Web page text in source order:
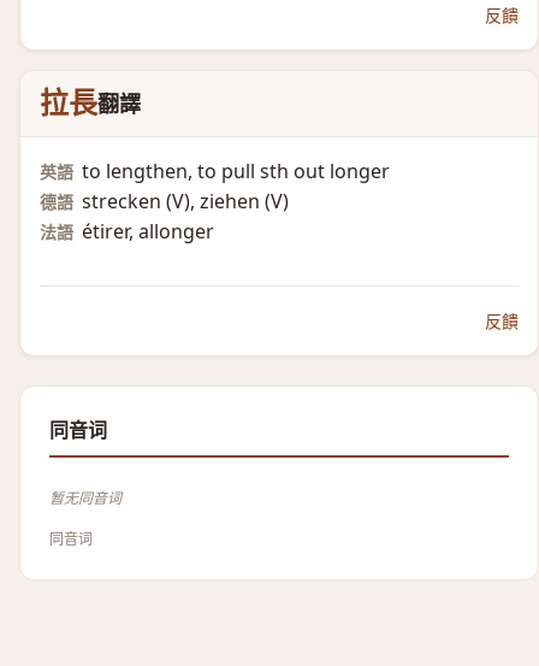
反饋
拉長翻譯
英語 to lengthen, to pull sth out longer
德語 strecken (V)​, ziehen (V)​
法語 étirer, allonger
反饋
同音词
暂无同音词
同音词